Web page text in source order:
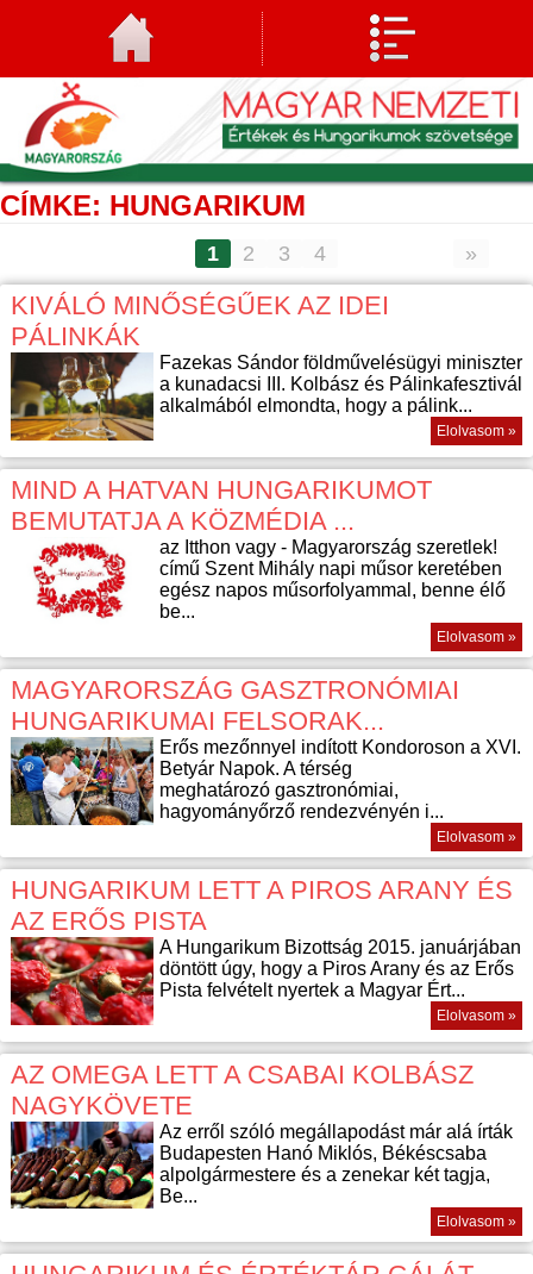
CÍMKE: HUNGARIKUM
1 2 3 4 »
KIVÁLÓ MINŐSÉGŰEK AZ IDEI
PÁLINKÁK
Fazekas Sándor földművelésügyi miniszter
a kunadacsi III. Kolbász és Pálinkafesztivál
alkalmából elmondta, hogy a pálink...
Elolvasom »
MIND A HATVAN HUNGARIKUMOT
BEMUTATJA A KÖZMÉDIA ...
az Itthon vagy - Magyarország szeretlek!
című Szent Mihály napi műsor keretében
egész napos műsorfolyammal, benne élő
be...
Elolvasom »
MAGYARORSZÁG GASZTRONÓMIAI
HUNGARIKUMAI FELSORAK...
Erős mezőnnyel indított Kondoroson a XVI.
Betyár Napok. A térség
meghatározó gasztronómiai,
hagyományőrző rendezvényén i...
Elolvasom »
HUNGARIKUM LETT A PIROS ARANY ÉS
AZ ERŐS PISTA
A Hungarikum Bizottság 2015. januárjában
döntött úgy, hogy a Piros Arany és az Erős
Pista felvételt nyertek a Magyar Ért...
Elolvasom »
AZ OMEGA LETT A CSABAI KOLBÁSZ
NAGYKÖVETE
Az erről szóló megállapodást már alá írták
Budapesten Hanó Miklós, Békéscsaba
alpolgármestere és a zenekar két tagja,
Be...
Elolvasom »